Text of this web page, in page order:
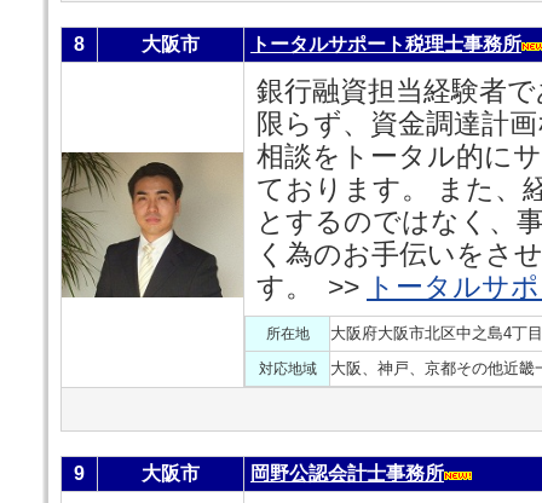
8 大阪市 トータルサポート税理士事務所
銀行融資担当経験者
限らず、資金調達計
相談をトータル的に
ております。 また、
とするのではなく、
く為のお手伝いをさ
す。 >> トータルサ
所在地 大阪府大阪市北区中之島4丁
対応地域 大阪、神戸、京都その他近畿
9 大阪市 岡野公認会計士事務所